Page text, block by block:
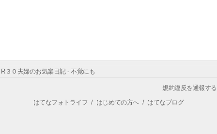
R３０夫婦のお気楽日記 - 不覚にも
規約違反を通報する
はてなフォトライフ / はじめての方へ/ はてなブログ